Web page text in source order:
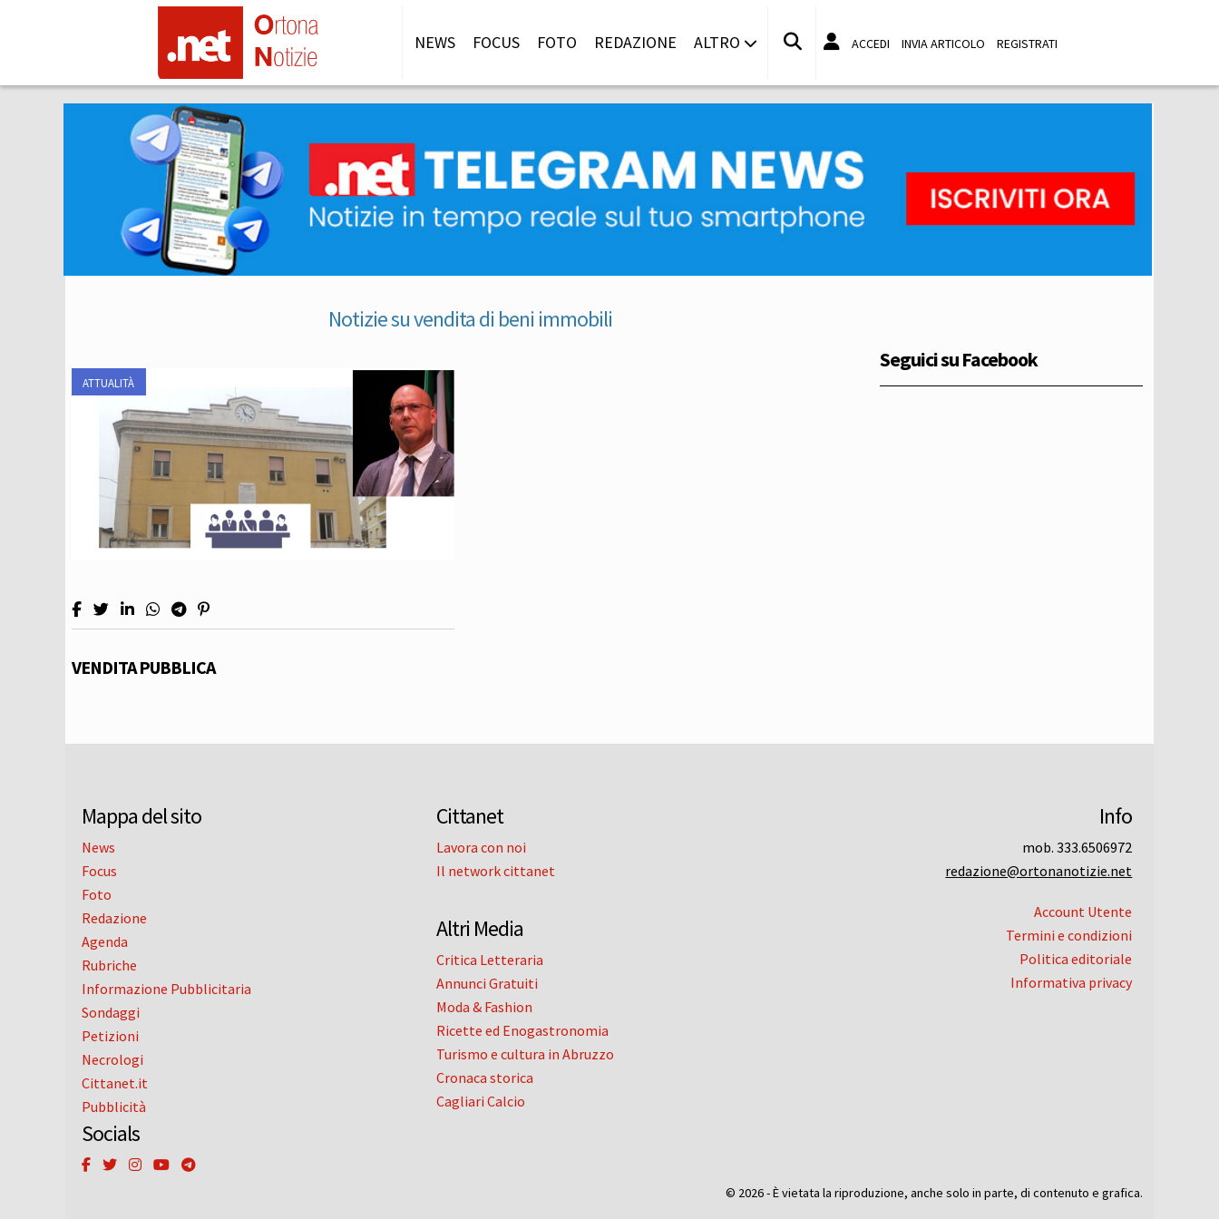
NEWS FOCUS FOTO REDAZIONE ALTRO ACCEDI INVIA ARTICOLO REGISTRATI
Notizie su vendita di beni immobili
ATTUALITÀ
VENDITA PUBBLICA
Seguici su Facebook
Mappa del sito
News
Focus
Foto
Redazione
Agenda
Rubriche
Informazione Pubblicitaria
Sondaggi
Petizioni
Necrologi
Cittanet.it
Pubblicità
Socials
Cittanet
Lavora con noi
Il network cittanet
Altri Media
Critica Letteraria
Annunci Gratuiti
Moda & Fashion
Ricette ed Enogastronomia
Turismo e cultura in Abruzzo
Cronaca storica
Cagliari Calcio
Info
mob. 333.6506972
redazione@ortonanotizie.net
Account Utente
Termini e condizioni
Politica editoriale
Informativa privacy
© 2026 - È vietata la riproduzione, anche solo in parte, di contenuto e grafica.